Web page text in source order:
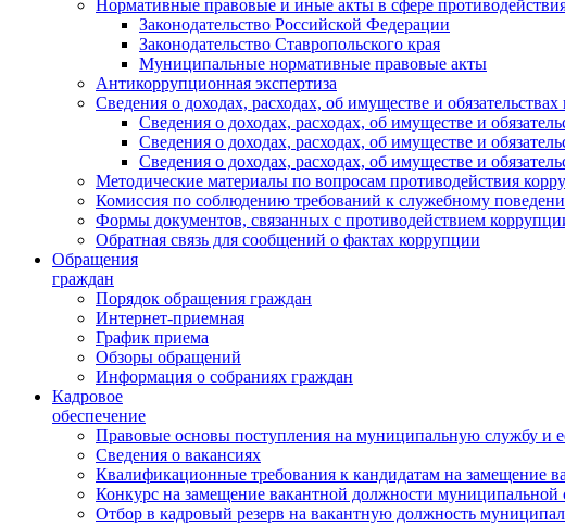
Нормативные правовые и иные акты в сфере
Законодательство Российской Федерации
Законодательство Ставропольского края
Муниципальные нормативные правовые акты
Антикоррупционная экспертиза
Сведения о доходах, расходах, об имуществе и
Сведения о доходах, расходах, об имуществе и
Сведения о доходах, расходах, об имуществе и
Сведения о доходах, расходах, об имуществе и
Методические материалы по вопросам противодействия
Комиссия по соблюдению требований к служебному
Формы документов, связанных с противодействием
Обратная связь для сообщений о фактах коррупции
Обращения
граждан
Порядок обращения граждан
Интернет-приемная
График приема
Обзоры обращений
Информация о собраниях граждан
Кадровое
обеспечение
Правовые основы поступления на муниципальную службу и
Сведения о вакансиях
Квалификационные требования к кандидатам на замещение
Конкурс на замещение вакантной должности
Отбор в кадровый резерв на вакантную должность